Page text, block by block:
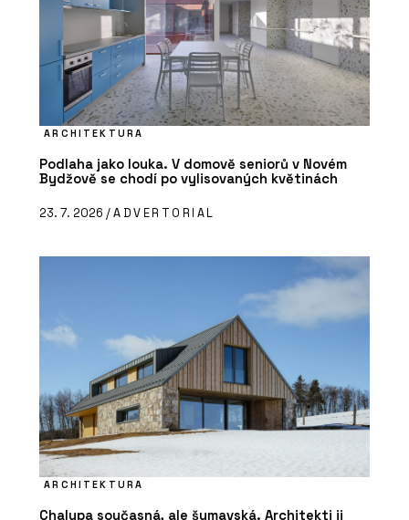
ARCHITEKTURA
Podlaha jako louka. V domově seniorů v Novém
Bydžově se chodí po vylisovaných květinách
23. 7. 2026 /ADVERTORIAL
ARCHITEKTURA
Chalupa současná, ale šumavská. Architekti ji